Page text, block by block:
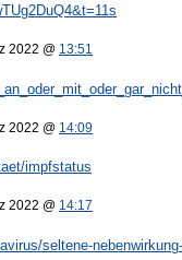
2022 @ 13:51
2022 @ 14:09
impfstatus
2022 @ 14:17
seltene-